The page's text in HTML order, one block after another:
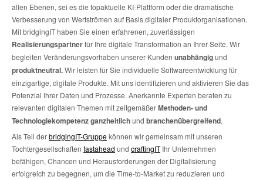
allen Ebenen, sei es die topaktuelle KI-Plattform oder die dramatische
Verbesserung von Wertströmen auf Basis digitaler Produktorganisationen.
Mit bridgingIT haben Sie einen erfahrenen, zuverlässigen
Realisierungspartnerfür Ihre digitale Transformation an Ihrer Seite. Wir
begleiten Veränderungsvorhaben unserer Kunden unabhängigund
produktneutral.Wir leisten für Sie individuelle Softwareentwicklung für
einzigartige, digitale Produkte. Mit uns identifizieren und aktivieren Sie das
Potenzial Ihrer Daten und Prozesse. Anerkannte Experten beraten zu
relevanten digitalen Themen mit zeitgemäßerMethoden- und
Technologiekompetenz ganzheitlichund branchenübergreifend.
Als Teil derbridgingIT-Gruppekönnen wir gemeinsam mit unseren
Tochtergesellschaften fastahead und craftingITIhr Unternehmen
befähigen, Chancen und Herausforderungen der Digitalisierung
erfolgreich zu begegnen, um die Time-to-Market zu reduzieren und